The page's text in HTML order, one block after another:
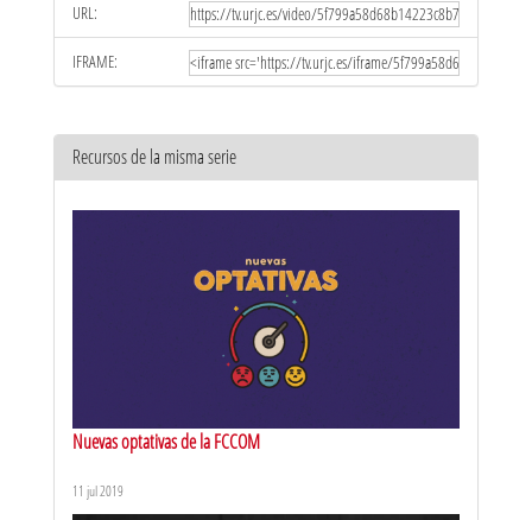
URL:
IFRAME:
Recursos de la misma serie
Nuevas optativas de la FCCOM
11 jul 2019